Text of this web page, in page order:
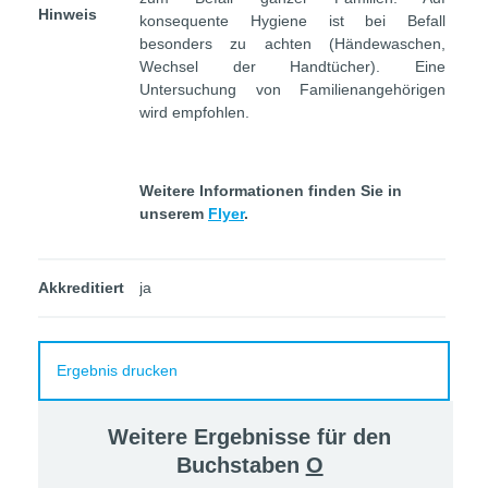
Hinweis
konsequente Hygiene ist bei Befall
besonders zu achten (Händewaschen,
Wechsel der Handtücher). Eine
Untersuchung von Familienangehörigen
wird empfohlen.
Weitere Informationen finden Sie in
unserem Flyer.
Akkreditiert ja
Ergebnis drucken
Weitere Ergebnisse für den
Buchstaben O